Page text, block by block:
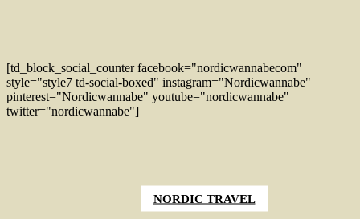
[td_block_social_counter facebook="nordicwannabecom"
style="style7 td-social-boxed" instagram="Nordicwannabe"
pinterest="Nordicwannabe" youtube="nordicwannabe"
twitter="nordicwannabe"]
NORDIC TRAVEL